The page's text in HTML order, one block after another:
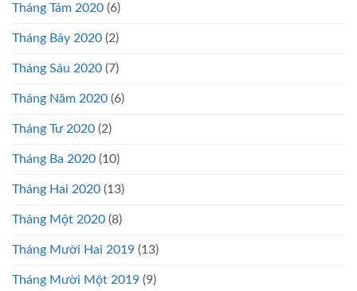
Tháng Tám 2020 (6)
Tháng Bảy 2020 (2)
Tháng Sáu 2020 (7)
Tháng Năm 2020 (6)
Tháng Tư 2020 (2)
Tháng Ba 2020 (10)
Tháng Hai 2020 (13)
Tháng Một 2020 (8)
Tháng Mười Hai 2019 (13)
Tháng Mười Một 2019 (9)